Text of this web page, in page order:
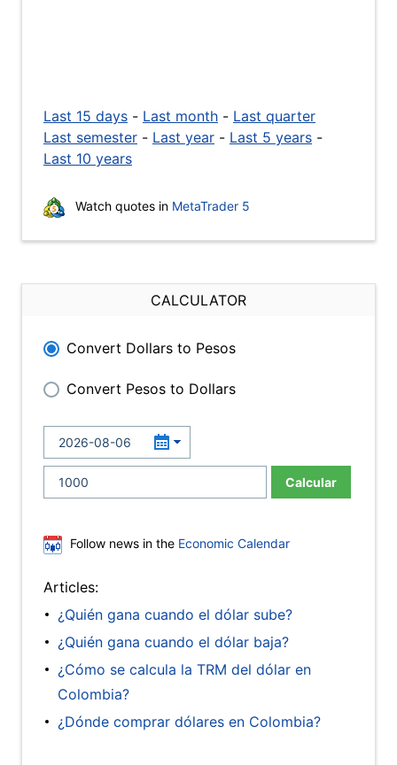
Last 15 days - Last month - Last quarter
Last semester - Last year - Last 5 years -
Last 10 years
Watch quotes in MetaTrader 5
CALCULATOR
Convert Dollars to Pesos
Convert Pesos to Dollars
Calcular
Follow news in the Economic Calendar
Articles:
¿Quién gana cuando el dólar sube?
¿Quién gana cuando el dólar baja?
¿Cómo se calcula la TRM del dólar en
Colombia?
¿Dónde comprar dólares en Colombia?